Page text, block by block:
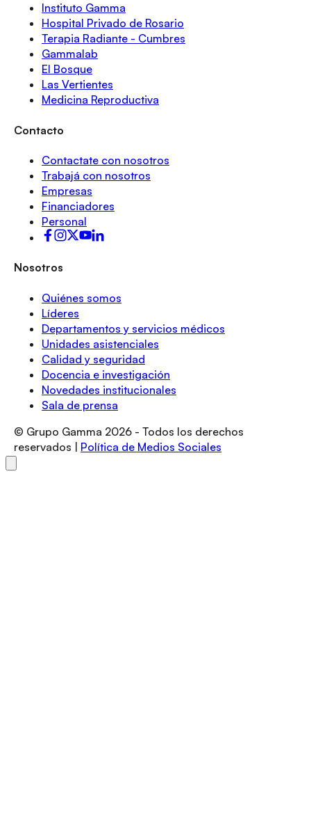
Instituto Gamma
Hospital Privado de Rosario
Terapia Radiante - Cumbres
Gammalab
El Bosque
Las Vertientes
Medicina Reproductiva
Contacto
Contactate con nosotros
Trabajá con nosotros
Empresas
Financiadores
Personal
Nosotros
Quiénes somos
Líderes
Departamentos y servicios médicos
Unidades asistenciales
Calidad y seguridad
Docencia e investigación
Novedades institucionales
Sala de prensa
© Grupo Gamma 2026 - Todos los derechos
reservados | Política de Medios Sociales